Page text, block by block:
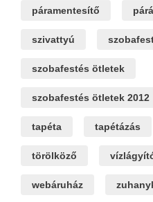
páramentesítő
szivattyú
szobafestés ötletek
szobafestés ötletek 2012
tapéta tapétázás
törölköző
webáruház